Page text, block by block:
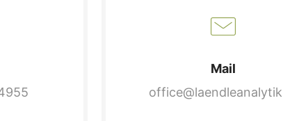
Mail